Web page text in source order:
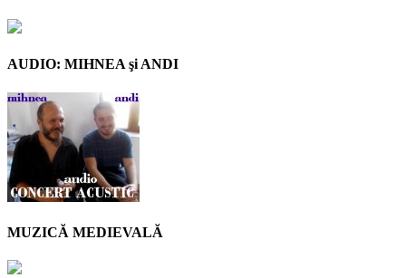
AUDIO: MIHNEA şi ANDI
MUZICĂ MEDIEVALĂ